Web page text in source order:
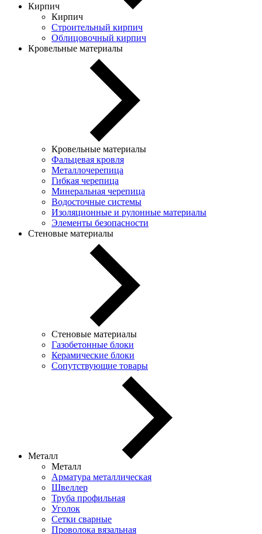
Кирпич
Кирпич
Строительный кирпич
Облицовочный кирпич
Кровельные материалы
Кровельные материалы
Фальцевая кровля
Металлочерепица
Гибкая черепица
Минеральная черепица
Водосточные системы
Изоляционные и рулонные материалы
Элементы безопасности
Стеновые материалы
Стеновые материалы
Газобетонные блоки
Керамические блоки
Сопутствующие товары
Металл
Металл
Арматура металлическая
Швеллер
Труба профильная
Уголок
Сетки сварные
Проволока вязальная